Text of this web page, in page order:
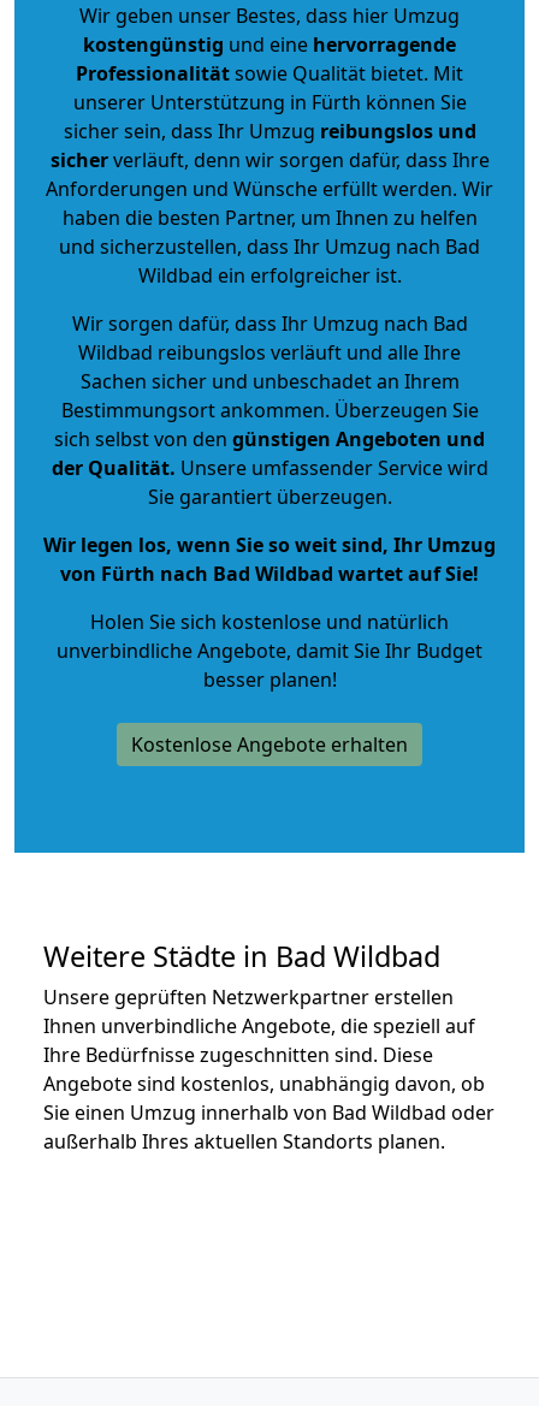
Wir geben unser Bestes, dass hier Umzug
kostengünstig und eine hervorragende
Professionalitätsowie Qualität bietet. Mit
unserer Unterstützung in Fürth können Sie
sicher sein, dass Ihr Umzug reibungslos und
sicherverläuft, denn wir sorgen dafür, dass Ihre
Anforderungen und Wünsche erfüllt werden. Wir
haben die besten Partner, um Ihnen zu helfen
und sicherzustellen, dass Ihr Umzug nach Bad
Wildbad ein erfolgreicher ist.
Wir sorgen dafür, dass Ihr Umzug nach Bad
Wildbad reibungslos verläuft und alle Ihre
Sachen sicher und unbeschadet an Ihrem
Bestimmungsort ankommen. Überzeugen Sie
sich selbst von den günstigen Angeboten und
der Qualität. Unsere umfassender Service wird
Sie garantiert überzeugen.
Wir legen los, wenn Sie so weit sind, Ihr Umzug
von Fürth nach Bad Wildbad wartet auf Sie!
Holen Sie sich kostenlose und natürlich
unverbindliche Angebote, damit Sie Ihr Budget
besser planen!
Kostenlose Angebote erhalten
Weitere Städte in Bad Wildbad
Unsere geprüften Netzwerkpartner erstellen
Ihnen unverbindliche Angebote, die speziell auf
Ihre Bedürfnisse zugeschnitten sind. Diese
Angebote sind kostenlos, unabhängig davon, ob
Sie einen Umzug innerhalb von Bad Wildbad oder
außerhalb Ihres aktuellen Standorts planen.